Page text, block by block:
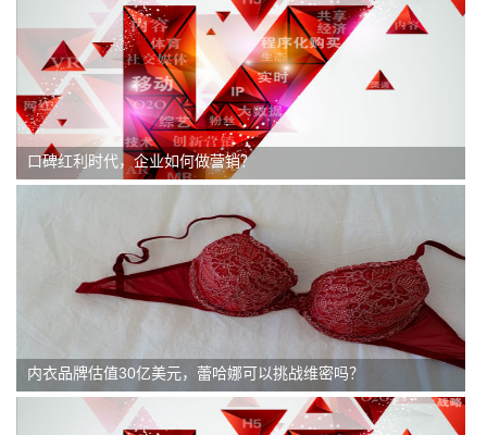
口碑红利时代，企业如何做营销？
内衣品牌估值30亿美元，蕾哈娜可以挑战维密吗？